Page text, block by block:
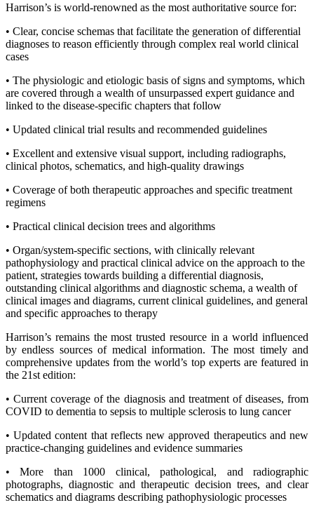
Harrison’s is world-renowned as the most authoritative source for:
• Clear, concise schemas that facilitate the generation of differential
diagnoses to reason efficiently through complex real world clinical
cases
• The physiologic and etiologic basis of signs and symptoms, which
are covered through a wealth of unsurpassed expert guidance and
linked to the disease-specific chapters that follow
• Updated clinical trial results and recommended guidelines
• Excellent and extensive visual support, including radiographs,
clinical photos, schematics, and high-quality drawings
• Coverage of both therapeutic approaches and specific treatment
regimens
• Practical clinical decision trees and algorithms
• Organ/system-specific sections, with clinically relevant
pathophysiology and practical clinical advice on the approach to the
patient, strategies towards building a differential diagnosis,
outstanding clinical algorithms and diagnostic schema, a wealth of
clinical images and diagrams, current clinical guidelines, and general
and specific approaches to therapy
Harrison’s remains the most trusted resource in a world influenced
by endless sources of medical information. The most timely and
comprehensive updates from the world’s top experts are featured in
the 21st edition:
• Current coverage of the diagnosis and treatment of diseases, from
COVID to dementia to sepsis to multiple sclerosis to lung cancer
• Updated content that reflects new approved therapeutics and new
practice-changing guidelines and evidence summaries
• More than 1000 clinical, pathological, and radiographic
photographs, diagnostic and therapeutic decision trees, and clear
schematics and diagrams describing pathophysiologic processes